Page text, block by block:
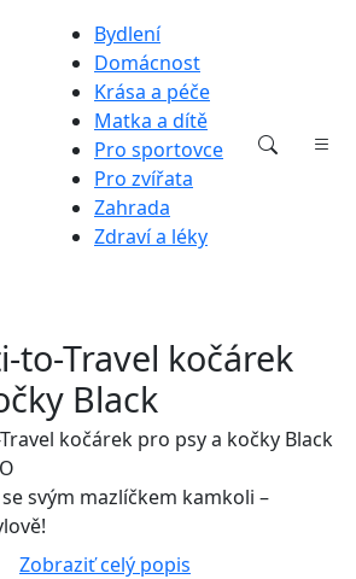
Bydlení
Domácnost
Krása a péče
Matka a dítě
Pro sportovce
Pro zvířata
Zahrada
Zdraví a léky
to-Travel kočárek
Black
svým mazlíčkem kamkoli –
Zobraziť celý popis